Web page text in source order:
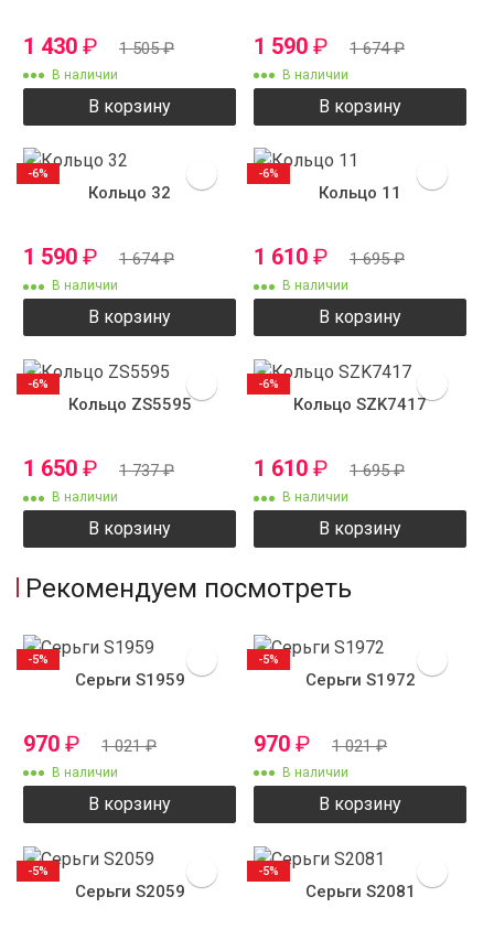
1 430 ₽ 1 505₽
В наличии
В корзину
1 590 ₽ 1 674₽
В наличии
В корзину
Кольцо 32
1 590 ₽ 1 674₽
В наличии
В корзину
-6%
Кольцо 11
1 610 ₽ 1 695₽
В наличии
В корзину
-6%
Кольцо ZS5595
1 650 ₽ 1 737₽
В наличии
В корзину
-6%
Кольцо SZK7417
1 610 ₽ 1 695₽
В наличии
В корзину
-6%
Рекомендуем посмотреть
Серьги S1959
970 ₽ 1 021₽
В наличии
В корзину
-5%
Серьги S1972
970 ₽ 1 021₽
В наличии
В корзину
-5%
Серьги S2059
-5%
Серьги S2081
-5%